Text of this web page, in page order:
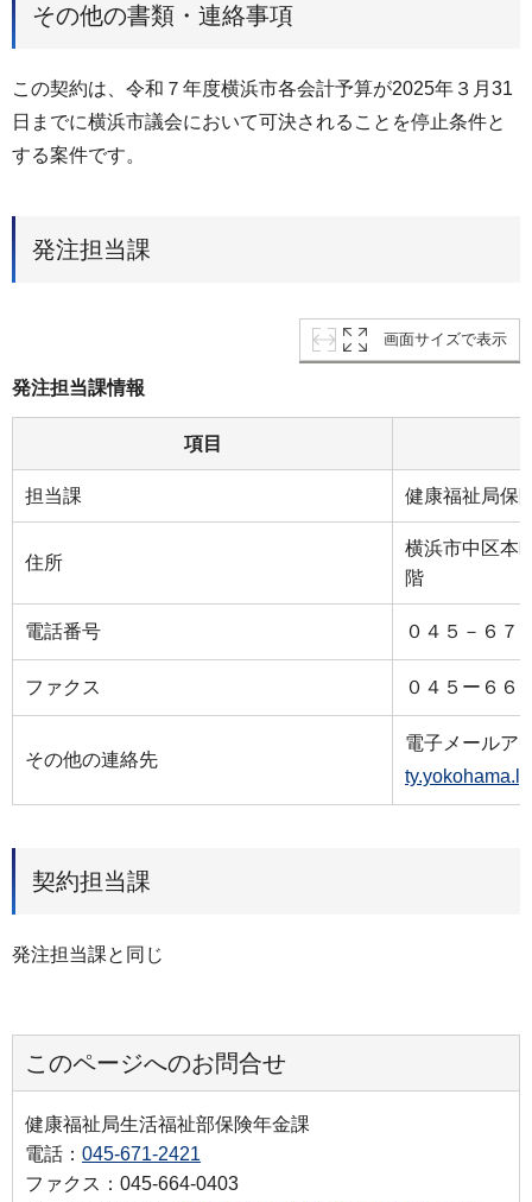
その他の書類・連絡事項
この契約は、令和７年度横浜市各会計予算が2025年３月31
日までに横浜市議会において可決されることを停止条件と
する案件です。
発注担当課
画面サイズで表示
発注担当課情報
項目
担当課 健康福祉局保
住所
横浜市中区本
階
電話番号 ０４５－６７
ファクス ０４５ー６６
その他の連絡先
電子メールア
契約担当課
発注担当課と同じ
このページへのお問合せ
健康福祉局生活福祉部保険年金課
電話： 045-671-2421
ファクス：045-664-0403